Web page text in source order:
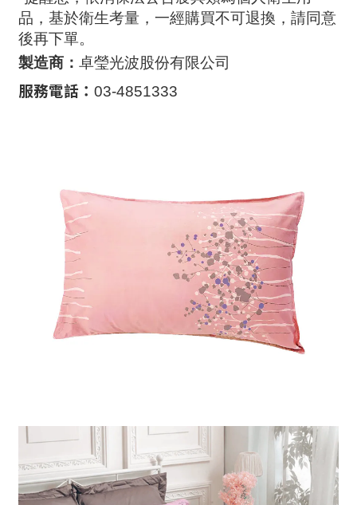
品，基於衛生考量，一經購買不可退換，請同意
後再下單。
製造商： 卓瑩光波股份有限公司
服務電話： 03-4851333